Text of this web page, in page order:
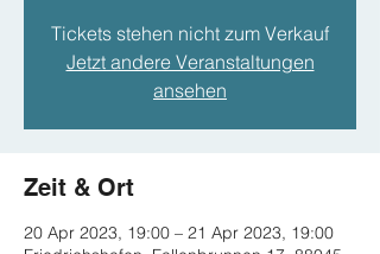
Tickets stehen nicht zum Verkauf
Jetzt andere Veranstaltungen
ansehen
Zeit & Ort
20 Apr 2023, 19:00 – 21 Apr 2023, 19:00